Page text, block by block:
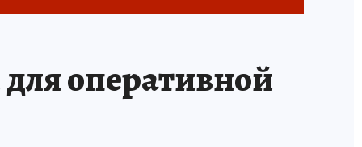
ДЕНЬ ПОБЕДЫ В САМАРЕ 2025
оперативной